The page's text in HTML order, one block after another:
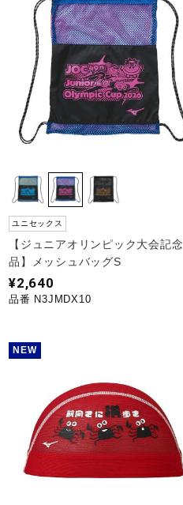
ユニセックス
【ジュニアオリンピック大会記念
品】メッシュバッグS
¥2,640
品番 N3JMDX10
NEW